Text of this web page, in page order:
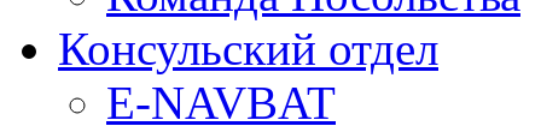
Консульский отдел
E-NAVBAT